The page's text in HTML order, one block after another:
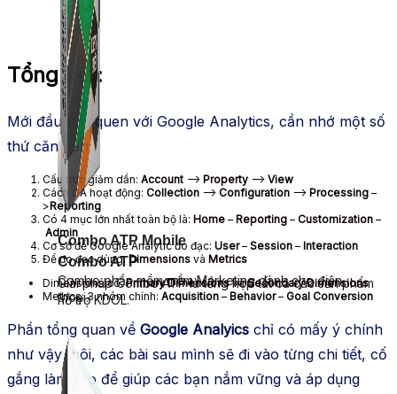
Combo ATP
Giải pháp Combo ATP là tổng hợp tất cả các sản phẩm
hỗ trợ KDOL.
Combo ATP Mobile
Combo phần mềm mềm Marketing dành cho điện
thoại.
Tổng kết:
Mới đầu làm quen với Google Analytics, cần nhớ một số
thứ căn bản:
Cấu trúc giảm dần: Account –> Property –> View
Cách GA hoạt động: Collection –> Configuration –> Processing –
>Reporting
Có 4 mục lớn nhất toàn bộ là: Home – Reporting – Customization –
Admin
Cơ sở để Google Analytic đo đạc: User– Session – Interaction
Để đo đạc dùng:Dimensions và Metrics
Dimensions có:Primary DimensionsvàSecondary Dimensions
Metrics: 3 nhóm chính: Acquisition – Behavior– Goal Conversion
Phần tổng quan về Google Analyics chỉ có mấy ý chính
như vậy thôi, các bài sau mình sẽ đi vào từng chi tiết, cố
gắng làm sao để giúp các bạn nắm vững và áp dụng